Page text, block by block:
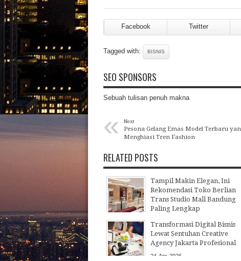
Facebook Twitter
Tagged with: BISNIS
SEO SPONSORS
Sebuah tulisan penuh makna
« Next
Pesona Gelang Emas Model Terbaru
Menghiasi Tren Fashion
RELATED POSTS
Tampil Makin Elegan, Ini
Rekomendasi Toko Berlian
Trans Studio Mall Bandung
Paling Lengkap
22 Jul 2026
Transformasi Digital Bisnis
Lewat Sentuhan Creative
Agency Jakarta Profesional
24 Apr 2026